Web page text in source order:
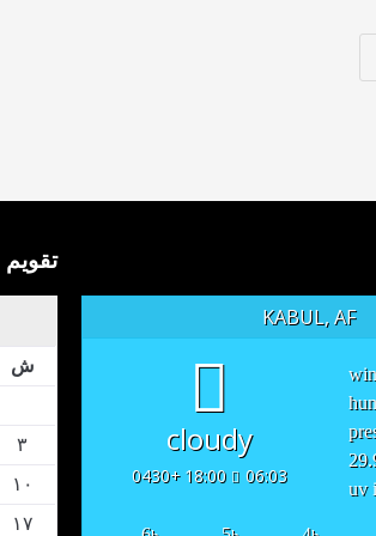
KABUL, AF
cloudy
06:03
18:00 +0430
uv
تقویم
ش
۳
۱۰
۱۷